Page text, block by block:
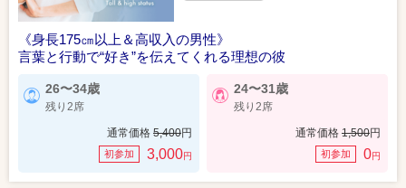
《身長175㎝以上＆高収入の男性》
言葉と行動で“好き”を伝えてくれる理想の彼
26〜34歳
残り2席
通常価格 5,400円
初参加 3,000円
24〜31歳
残り2席
通常価格 1,500円
初参加 0円